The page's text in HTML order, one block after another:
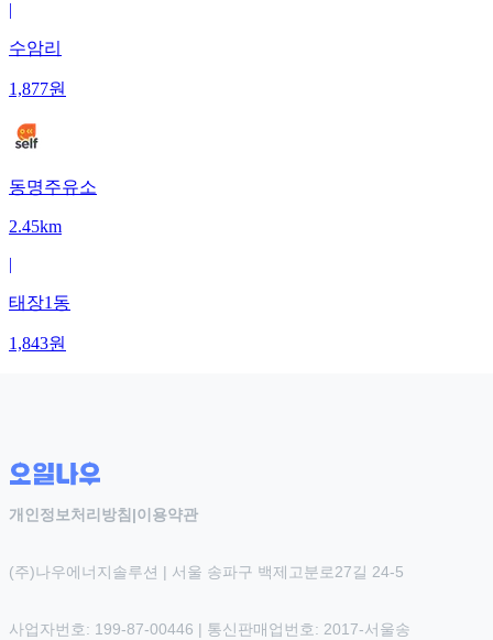
|
수암리
1,877원
동명주유소
2.45km
|
태장1동
1,843원
개인정보처리방침 |이용약관
(주)나우에너지솔루션 | 서울 송파구 백제고분로27길 24-5
사업자번호: 199-87-00446 | 통신판매업번호: 2017-서울송